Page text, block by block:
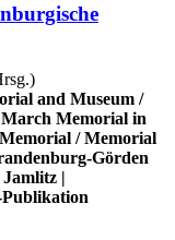
and Museum /
Memorial in
/Memorial
Görden
|